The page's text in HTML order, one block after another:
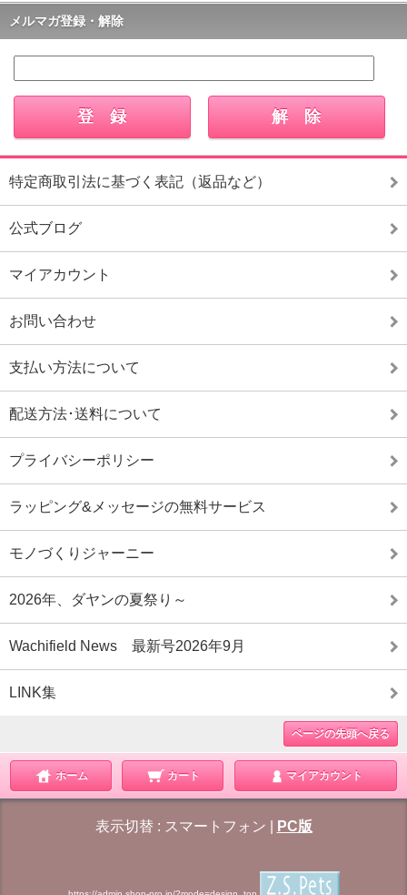
メルマガ登録・解除
特定商取引法に基づく表記（返品など）
公式ブログ
マイアカウント
お問い合わせ
支払い方法について
配送方法･送料について
プライバシーポリシー
ラッピング&メッセージの無料サービス
モノづくりジャーニー
2026年、ダヤンの夏祭り～
Wachifield News 最新号2026年9月
LINK集
ページの先頭へ戻る
ホーム カート マイアカウント
表示切替 : スマートフォン PC版